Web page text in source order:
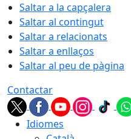
Saltar a la capçalera
Saltar al contingut
Saltar a relacionats
Saltar a enllaços
Saltar al peu de pàgina
Contactar
Idiomes